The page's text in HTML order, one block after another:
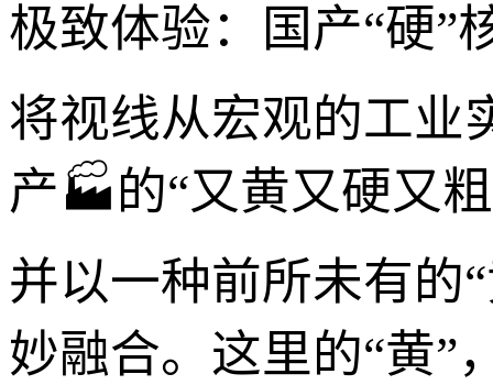
极致体验：国产“硬”
将视线从宏观的工业
产🏭的“又黄又硬又
并以一种前所未有的
妙融合。这里的“黄”